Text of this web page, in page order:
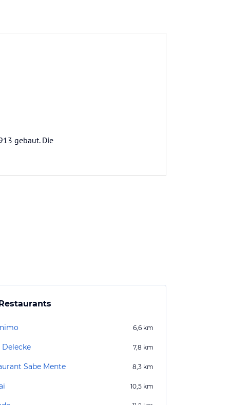
gebaut. Die
6,6 km
Delecke 7,8 km
Sabe Mente 8,3 km
10,5 km